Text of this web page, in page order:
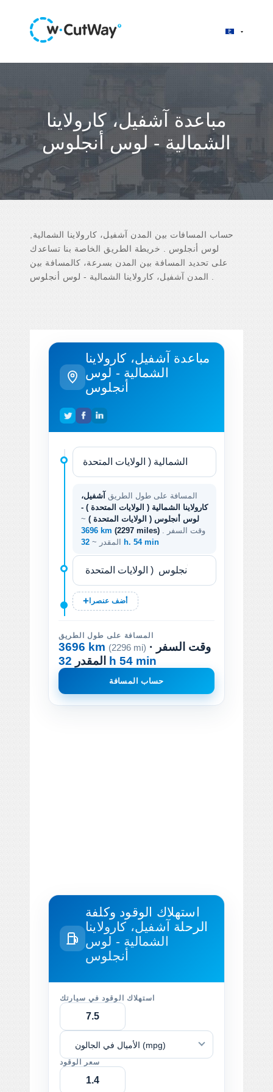
مباعدة آشفيل، كارولاينا
الشمالية - لوس أنجلوس
حساب المسافات بين المدن آشفيل، كارولاينا الشمالية,
لوس أنجلوس . خريطة الطريق الخاصة بنا تساعدك
على تحديد المسافة بين المدن بسرعة، كالمسافة بين
مباعدة آشفيل، كارولاينا
الشمالية - لوس
أنجلوس
المسافة على طول الطريق آشفيل،
كارولاينا الشمالية ( الولايات المتحدة ) -
لوس أنجلوس ( الولايات المتحدة ) ~
3696 km (2297 miles)
المقدر ~ 32 h. 54 min
أضف عنصرا
المسافة على طول الطريق
3696 km (2296 mi) · وقت السفر
المقدر 32 h 54 min
حساب المسافة
استهلاك الوقود وكلفة
الرحلة آشفيل، كارولاينا
الشمالية - لوس
أنجلوس
استهلاك الوقود في سيارتك
الأميال في الجالون (mpg)
سعر الوقود